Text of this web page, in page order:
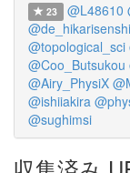
23 @L48610
@de_hikarisenshi
@topological_sci
@Coo_Butsukou
@Airy_PhysiX
@ishiiakira
@sughimsi